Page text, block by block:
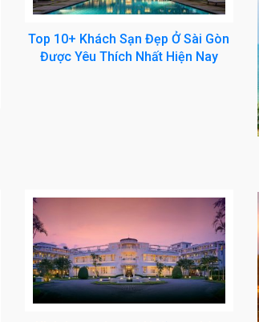
Top 10+ Khách Sạn Đẹp Ở Sài Gòn
Được Yêu Thích Nhất Hiện Nay